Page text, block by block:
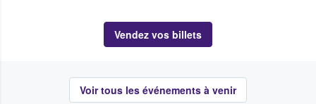
Vendez vos billets
Voir tous les événements à venir